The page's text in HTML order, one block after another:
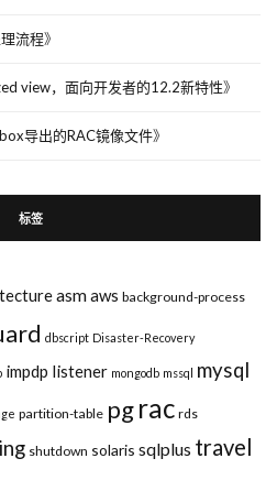
流程》
view，面向开发者的12.2新特性》
导出的RAC镜像文件》
标签
asmaws background-process
dbscript Disaster-Recovery
impdp listener mongodb mssql mysql
partition-table pgrac rds
shutdown solaris sqlplus travel